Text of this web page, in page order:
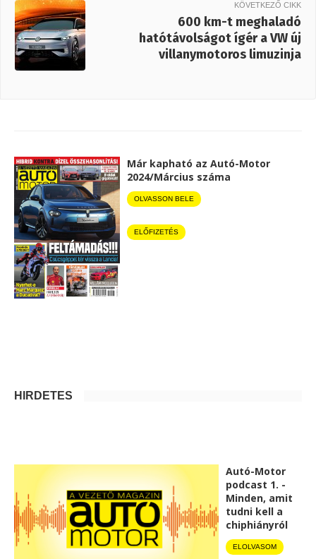
KÖVETKEZŐ CIKK
600 km-t meghaladó
hatótávolságot ígér a VW új
villanymotoros limuzinja
Már kapható az Autó-Motor
2024/Március száma
OLVASSON BELE
ELŐFIZETÉS
HIRDETÉS
Autó-Motor
podcast 1. -
Minden, amit
tudni kell a
chiphiányról
ELOLVASOM